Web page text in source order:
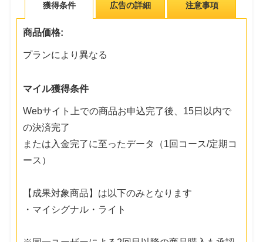
獲得条件 広告の詳細 注意事項
商品価格:
プランにより異なる
マイル獲得条件
Webサイト上での商品お申込完了後、15日以内で
の決済完了
または入金完了に至ったデータ（1回コース/定期コ
ース）
【成果対象商品】は以下のみとなります
・マイシグナル・ライト